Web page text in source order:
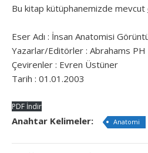
Bu kitap kütüphanemizde mevcut
Eser Adı : İnsan Anatomisi
Yazarlar/Editörler : Abrahams PH
Çevirenler : Evren Üstüner
Tarih : 01.01.2003
PDF İndir
Anahtar Kelimeler: Anatomi